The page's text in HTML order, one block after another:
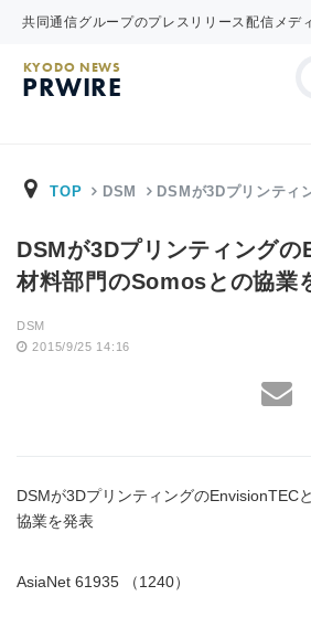
共同通信グループのプレスリリース配信メデ
KYODO NEWS
PRWIRE
TOP DSM DSMが3Dプリンティ
DSMが3Dプリンティング
材料部門のSomosとの協業
DSM
2015/9/25 14:16
DSMが3DプリンティングのEnvisionTEC
協業を発表
AsiaNet 61935 （1240）